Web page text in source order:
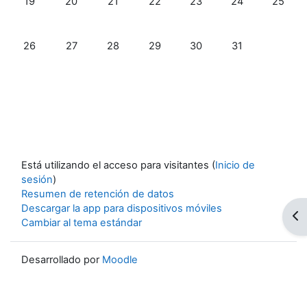
Sin eventos, domingo, 26 julio
26 Sin eventos, lunes, 27 julio
27 Sin eventos, martes, 28 julio
28 Sin eventos, miércoles, 29 julio
29 Sin eventos, jueves, 30
30 Sin eventos,
31
Está utilizando el acceso para visitantes (Inicio de
sesión)
Resumen de retención de datos
Descargar la app para dispositivos móviles
Cambiar al tema estándar
Desarrollado por Moodle